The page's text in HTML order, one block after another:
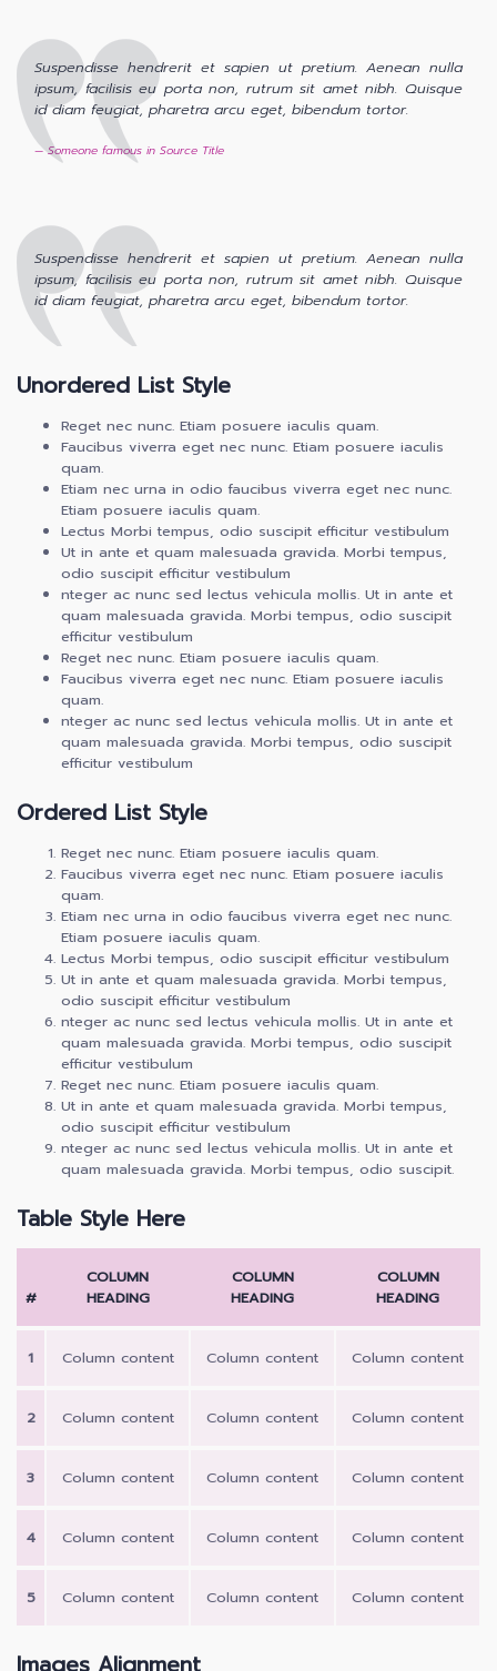
Suspendisse hendrerit et sapien ut pretium. Aenean nulla
ipsum, facilisis eu porta non, rutrum sit amet nibh. Quisque
id diam feugiat, pharetra arcu eget, bibendum tortor.
Someone famous in Source Title
Suspendisse hendrerit et sapien ut pretium. Aenean nulla
ipsum, facilisis eu porta non, rutrum sit amet nibh. Quisque
id diam feugiat, pharetra arcu eget, bibendum tortor.
Unordered List Style
Reget nec nunc. Etiam posuere iaculis quam.
Faucibus viverra eget nec nunc. Etiam posuere iaculis
quam.
Etiam nec urna in odio faucibus viverra eget nec nunc.
Etiam posuere iaculis quam.
Lectus Morbi tempus, odio suscipit efficitur vestibulum
Ut in ante et quam malesuada gravida. Morbi tempus,
odio suscipit efficitur vestibulum
nteger ac nunc sed lectus vehicula mollis. Ut in ante et
quam malesuada gravida. Morbi tempus, odio suscipit
efficitur vestibulum
Reget nec nunc. Etiam posuere iaculis quam.
Faucibus viverra eget nec nunc. Etiam posuere iaculis
quam.
nteger ac nunc sed lectus vehicula mollis. Ut in ante et
quam malesuada gravida. Morbi tempus, odio suscipit
efficitur vestibulum
Ordered List Style
Reget nec nunc. Etiam posuere iaculis quam.
Faucibus viverra eget nec nunc. Etiam posuere iaculis
quam.
Etiam nec urna in odio faucibus viverra eget nec nunc.
Etiam posuere iaculis quam.
Lectus Morbi tempus, odio suscipit efficitur vestibulum
Ut in ante et quam malesuada gravida. Morbi tempus,
odio suscipit efficitur vestibulum
nteger ac nunc sed lectus vehicula mollis. Ut in ante et
quam malesuada gravida. Morbi tempus, odio suscipit
efficitur vestibulum
Reget nec nunc. Etiam posuere iaculis quam.
Ut in ante et quam malesuada gravida. Morbi tempus,
odio suscipit efficitur vestibulum
nteger ac nunc sed lectus vehicula mollis. Ut in ante et
quam malesuada gravida. Morbi tempus, odio suscipit.
Table Style Here
#
COLUMN
HEADING
COLUMN
HEADING
COLUMN
HEADING
1 Column content Column content Column content
2 Column content Column content Column content
3 Column content Column content Column content
4 Column content Column content Column content
5 Column content Column content Column content